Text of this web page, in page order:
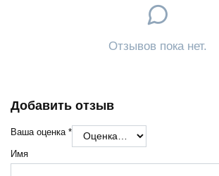
Отзывов пока нет.
Добавить отзыв
Ваша оценка *
Имя